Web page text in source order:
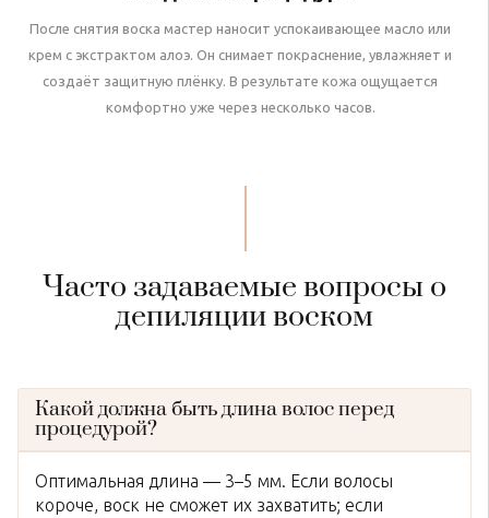
После снятия воска мастер наносит успокаивающее масло или
крем с экстрактом алоэ. Он снимает покраснение, увлажняет и
создаёт защитную плёнку. В результате кожа ощущается
комфортно уже через несколько часов.
Часто задаваемые вопросы о
депиляции воском
Какой должна быть длина волос перед
процедурой?
Оптимальная длина — 3–5 мм. Если волосы
короче, воск не сможет их захватить; если